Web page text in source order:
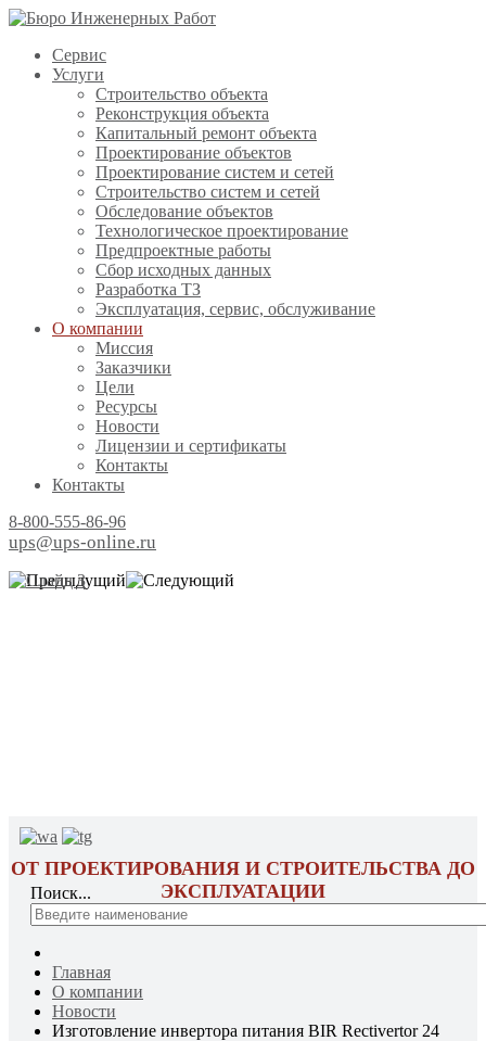
Сервис
Услуги
Строительство объекта
Реконструкция объекта
Капитальный ремонт объекта
Проектирование объектов
Проектирование систем и сетей
Строительство систем и сетей
Обследование объектов
Технологическое проектирование
Предпроектные работы
Сбор исходных данных
Разработка ТЗ
Эксплуатация, сервис, обслуживание
О компании
Миссия
Заказчики
Цели
Ресурсы
Новости
Лицензии и сертификаты
Контакты
Контакты
8-800-555-86-96
ups@ups-online.ru
ОТ ПРОЕКТИРОВАНИЯ И СТРОИТЕЛЬСТВА ДО
ЭКСПЛУАТАЦИИ
Поиск...
Главная
О компании
Новости
Изготовление инвертора питания BIR Rectivertor 24